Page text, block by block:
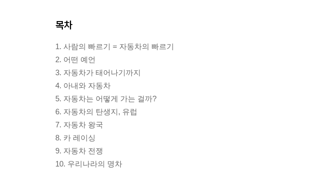
목차
1. 사람의 빠르기 = 자동차의 빠르기
2. 어떤 예언
3. 자동차가 태어나기까지
4. 아내와 자동차
5. 자동차는 어떻게 가는 걸까?
6. 자동차의 탄생지, 유럽
7. 자동차 왕국
8. 카 레이싱
9. 자동차 전쟁
10. 우리나라의 명차